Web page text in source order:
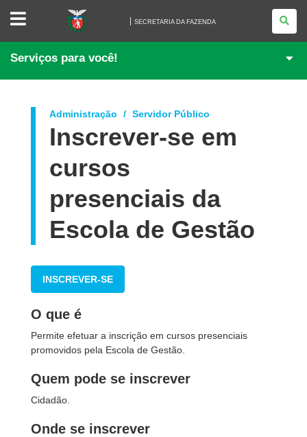
SECRETARIA
FAZENDA
SECRETARIA DA FAZENDA
Serviços para você!
Administração Servidor Público
Inscrever-se em
cursos
presenciais da
Escola de Gestão
INSCREVER-SE
O que é
Permite efetuar a inscrição em cursos presenciais
promovidos pela Escola de Gestão.
Quem pode se inscrever
Cidadão.
Onde se inscrever